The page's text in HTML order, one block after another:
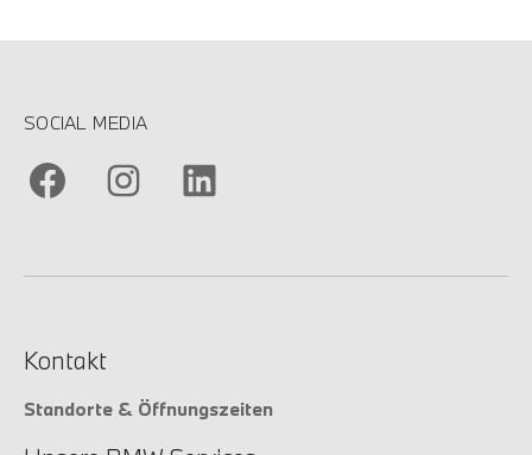
SOCIAL MEDIA
Kontakt
Standorte & Öffnungszeiten